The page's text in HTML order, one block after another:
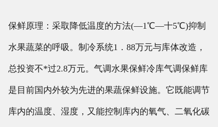
保鲜原理：采取降低温度的方法(—1℃—十5℃)抑制
水果蔬菜的呼吸。制冷系统1．88万元与库体改造，
总投资不*过2.8万元。气调水果保鲜冷库气调保鲜库
是目前国内外较为先进的果蔬保鲜设施。它既能调节
库内的温度、湿度，又能控制库内的氧气、二氧化碳